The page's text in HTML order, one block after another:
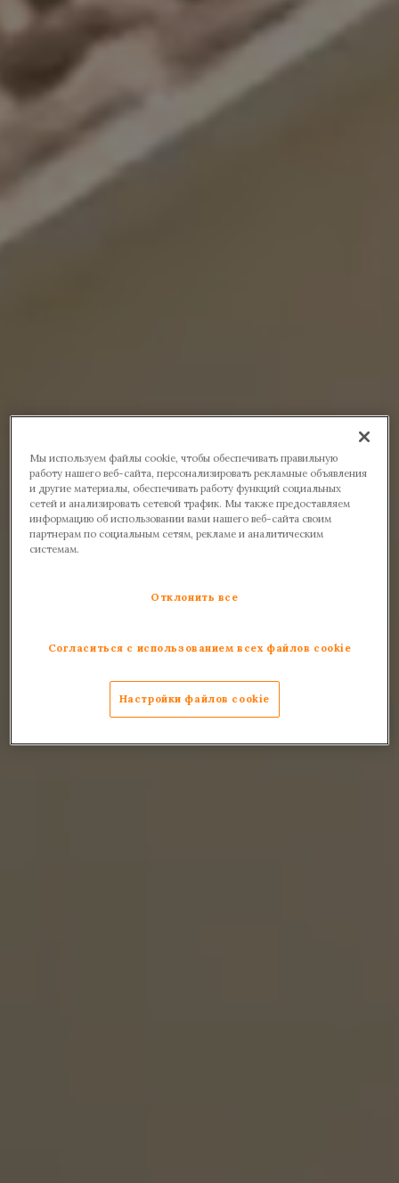
Мы используем файлы cookie, чтобы обеспечивать правильную
работу нашего веб-сайта, персонализировать рекламные объявления
и другие материалы, обеспечивать работу функций социальных
сетей и анализировать сетевой трафик. Мы также предоставляем
информацию об использовании вами нашего веб-сайта своим
партнерам по социальным сетям, рекламе и аналитическим
системам.
Отклонить все
Согласиться с использованием всех файлов cookie
Настройки файлов cookie